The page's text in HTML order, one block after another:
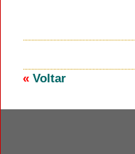
« Voltar